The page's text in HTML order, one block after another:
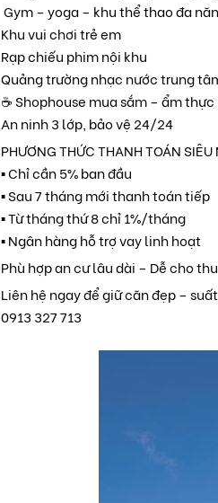
Gym – yoga – khu thể thao đa
Khu vui chơi trẻ em
Rạp chiếu phim nội khu
Quảng trường nhạc nước trung
☕ Shophouse mua sắm – ẩm
An ninh 3 lớp, bảo vệ 24/24
PHƯƠNG THỨC THANH TOÁN SIÊU
▪️ Chỉ cần 5% ban đầu
▪️ Sau 7 tháng mới thanh toán tiếp
▪️ Từ tháng thứ 8 chỉ 1%/tháng
▪️ Ngân hàng hỗ trợ vay linh hoạt
Phù hợp an cư lâu dài – Dễ cho
Liên hệ ngay để giữ căn đẹp –
0913 327 713